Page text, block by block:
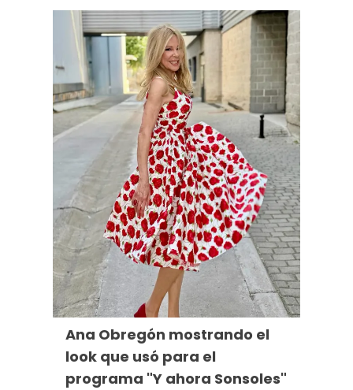
Ana Obregón mostrando el
look que usó para el
programa "Y ahora Sonsoles"